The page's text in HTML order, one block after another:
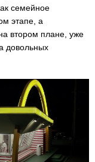
семейное
этапе, а
втором плане, уже
довольных